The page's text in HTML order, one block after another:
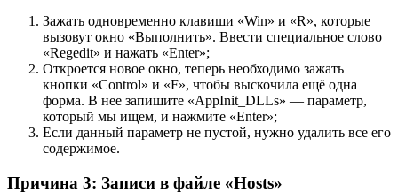
Зажать одновременно клавиши «Win» и «R», которые
вызовут окно «Выполнить». Ввести специальное слово
«Regedit» и нажать «Enter»;
Откроется новое окно, теперь необходимо зажать
кнопки «Control» и «F», чтобы выскочила ещё одна
форма. В нее запишите «AppInit_DLLs» — параметр,
который мы ищем, и нажмите «Enter»;
Если данный параметр не пустой, нужно удалить все его
содержимое.
Причина 3: Записи в файле «Hosts»